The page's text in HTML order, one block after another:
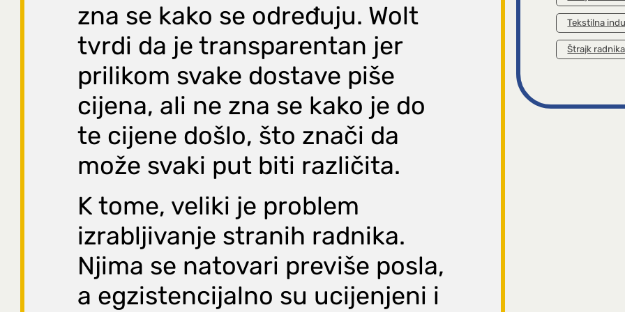
zna se kako se određuju. Wolt
tvrdi da je transparentan jer
prilikom svake dostave piše
cijena, ali ne zna se kako je do
te cijene došlo, što znači da
može svaki put biti različita.
K tome, veliki je problem
izrabljivanje stranih radnika.
Njima se natovari previše posla,
a egzistencijalno su ucijenjeni i
Tekstilna
Štrajk radnika